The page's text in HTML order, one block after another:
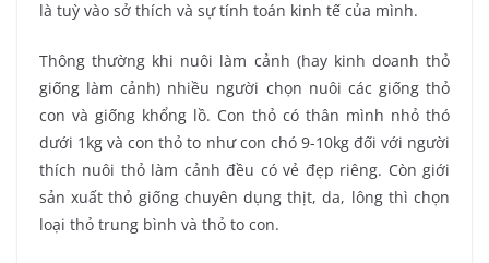
là tuỳ vào sở thích và sự tính toán kinh tế của mình.
Thông thường khi nuôi làm cảnh (hay kinh doanh thỏ
giống làm cảnh) nhiều người chọn nuôi các giống thỏ
con và giống khổng lồ. Con thỏ có thân mình nhỏ thó
dưới 1kg và con thỏ to như con chó 9-10kg đối với người
thích nuôi thỏ làm cảnh đều có vẻ đẹp riêng. Còn giới
sản xuất thỏ giống chuyên dụng thịt, da, lông thì chọn
loại thỏ trung bình và thỏ to con.